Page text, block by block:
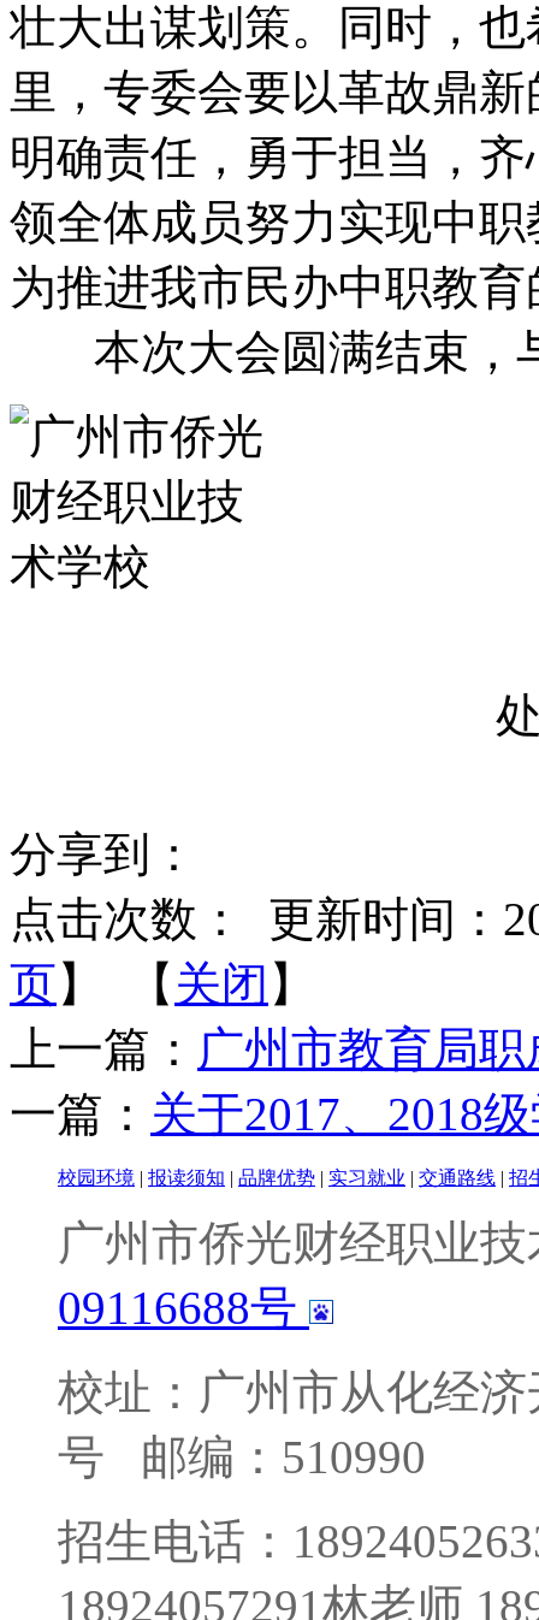
壮大出谋划策。同时，
里，专委会要以革故鼎
明确责任，勇于担当，
领全体成员努力实现中
为推进我市民办中职教
本次大会圆满结束，
分享到：
点击次数：
更新时间：
页】 【 关闭 】
上一篇： 广州市教育局
一篇： 关于2017、2018
校园环境 报读须知 品牌优势 实习就业 交通路线 招
广州市侨光财经职业
09116688号
校址：广州市从化经
号
邮编：510990
招生电话：
18924057291林老师